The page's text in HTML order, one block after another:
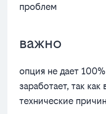
проблем
важно
опция не дает
заработает, так
технические